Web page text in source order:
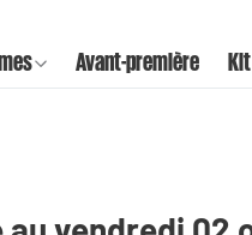
Avant-première